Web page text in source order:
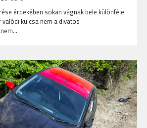
érdekében sokan vágnak bele különféle
valódi kulcsa nem a divatos